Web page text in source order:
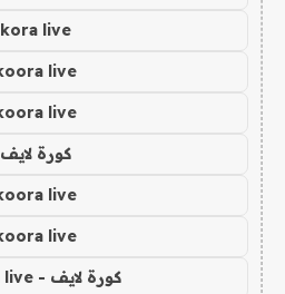
kora live
live
live
كورة لايف
live
live
كورة لايف - koora live